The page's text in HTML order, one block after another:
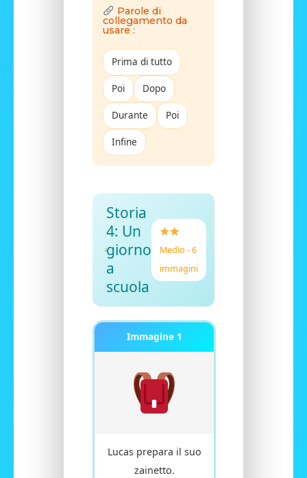
Parole di
collegamento da
usare :
Prima di tutto
Poi Dopo
Durante Poi
Infine
Storia
4: Un
giorno
a
scuola
Medio - 6
immagini
Immagine 1
Lucas prepara il suo
zainetto.